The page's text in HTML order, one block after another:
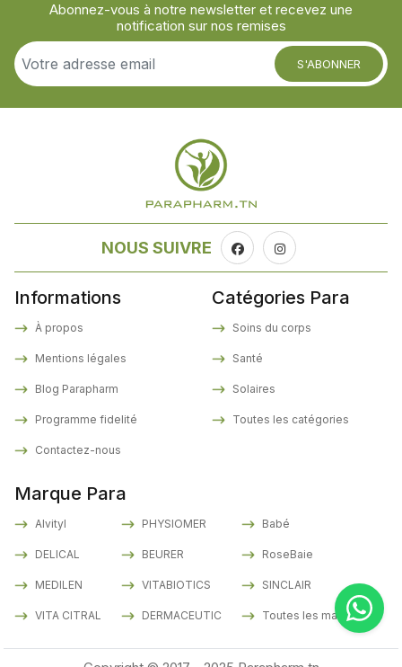
Abonnez-vous à notre newsletter et recevez une
notification sur nos remises
S'ABONNER
NOUS SUIVRE
Informations
À propos
Mentions légales
Blog Parapharm
Programme fidelité
Contactez-nous
Marque Para
Alvityl
DELICAL
MEDILEN
VITA CITRAL
PHYSIOMER
BEURER
VITABIOTICS
DERMACEUTIC
Babé
RoseBaie
SINCLAIR
Toutes les marques
Catégories Para
Soins du corps
Santé
Solaires
Toutes les catégories